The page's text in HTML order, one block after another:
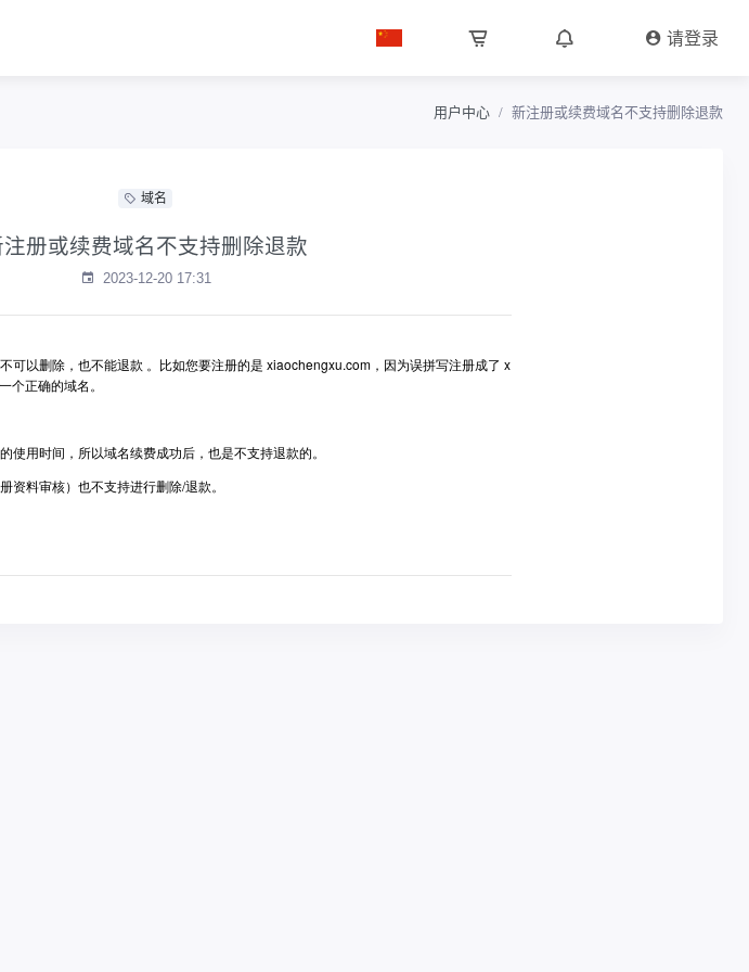
请登录
用户中心 新注册或续费域名不支持删除退款
域名
注册或续费域名不支持删除退款
2023-12-20 17:31